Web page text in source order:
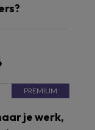
je werk,